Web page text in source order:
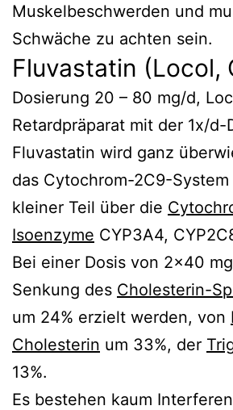
Muskelbeschwerden und
Schwäche zu achten sein.
Fluvastatin (Locol,
Dosierung 20 – 80 mg/d,
Retardpräparat mit der 1x/d-
Fluvastatin wird ganz
das Cytochrom-2C9-
kleiner Teil über die
Isoenzyme CYP3A4,
Bei einer Dosis von 2×40
Senkung des Cholesterin-
um 24% erzielt werden, von
Cholesterin um 33%, der
13%.
Es bestehen kaum